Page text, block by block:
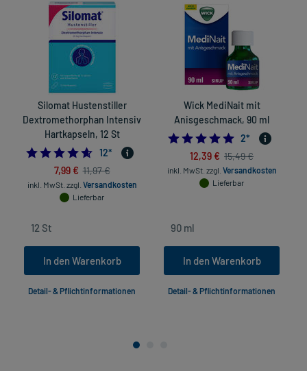
Silomat Hustenstiller
Dextromethorphan Intensiv
Hartkapseln, 12 St
4.583333333333333
12*
7,99 € 11,97 €
inkl. MwSt. zzgl. Versandkosten
Lieferbar
In den Warenkorb
Detail- & Pflichtinformationen
Wick MediNait mit
Anisgeschmack, 90 ml
5.0
2*
12,39 € 15,49 €
inkl. MwSt. zzgl. Versandkosten
Lieferbar
In den Warenkorb
Detail- & Pflichtinformationen